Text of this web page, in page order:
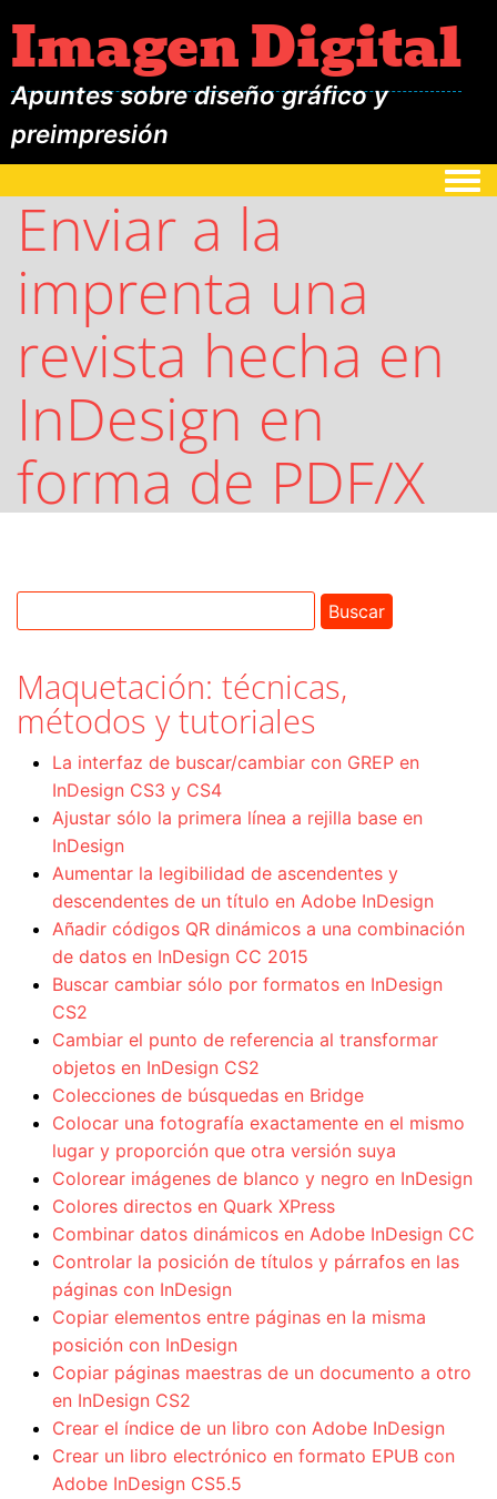
Imagen Digital
Apuntes sobre diseño gráfico y
preimpresión
Enviar a la
imprenta una
revista hecha en
InDesign en
forma de PDF/X
Maquetación: técnicas,
métodos y tutoriales
La interfaz de buscar/cambiar con GREP en
InDesign CS3 y CS4
Ajustar sólo la primera línea a rejilla base en
InDesign
Aumentar la legibilidad de ascendentes y
descendentes de un título en Adobe InDesign
Añadir códigos QR dinámicos a una combinación
de datos en InDesign CC 2015
Buscar cambiar sólo por formatos en InDesign
CS2
Cambiar el punto de referencia al transformar
objetos en InDesign CS2
Colecciones de búsquedas en Bridge
Colocar una fotografía exactamente en el mismo
lugar y proporción que otra versión suya
Colorear imágenes de blanco y negro en InDesign
Colores directos en Quark XPress
Combinar datos dinámicos en Adobe InDesign CC
Controlar la posición de títulos y párrafos en las
páginas con InDesign
Copiar elementos entre páginas en la misma
posición con InDesign
Copiar páginas maestras de un documento a otro
en InDesign CS2
Crear el índice de un libro con Adobe InDesign
Crear un libro electrónico en formato EPUB con
Adobe InDesign CS5.5